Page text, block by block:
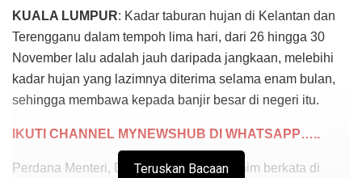
KUALA LUMPUR: Kadar taburan hujan di Kelantan dan
Terengganu dalam tempoh lima hari, dari 26 hingga 30
November lalu adalah jauh daripada jangkaan, melebihi
kadar hujan yang lazimnya diterima selama enam bulan,
sehingga membawa kepada banjir besar di negeri itu.
IKUTI CHANNEL MYNEWSHUB DI WHATSAPP…..
Perdana Menteri, Datuk Seri Anwar Ibrahim berkata di
Teruskan Bacaan